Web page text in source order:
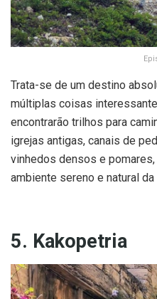
Trata-se de um destino
múltiplas coisas
encontrarão trilhos para
igrejas antigas, canais de
vinhedos densos e
ambiente sereno e natural da
5. Kakopetria